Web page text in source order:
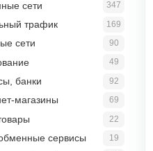
347
сети
169
трафик
90
сети
49
92
банки
69
магазины
22
19
сервисы